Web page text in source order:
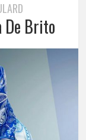
De Brito